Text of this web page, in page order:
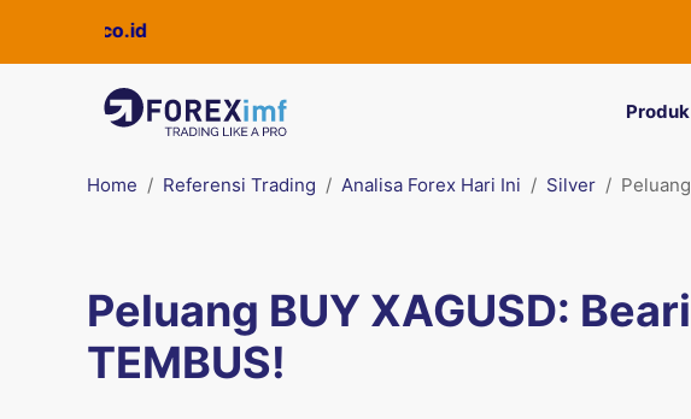
Produk
Home Referensi Trading Analisa Forex Hari Ini Silver
Peluang BUY XAGUSD:
TEMBUS!